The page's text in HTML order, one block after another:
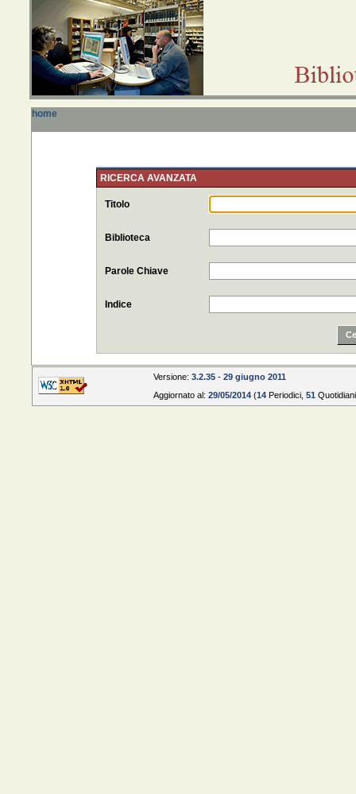
home
RICERCA AVANZATA
Titolo
Biblioteca
Parole Chiave
Indice
Versione: 3.2.35 - 29 giugno 2011
Aggiornato al: 29/05/2014 (14 Periodici, 51